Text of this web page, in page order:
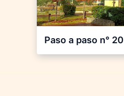
Paso a paso n° 20